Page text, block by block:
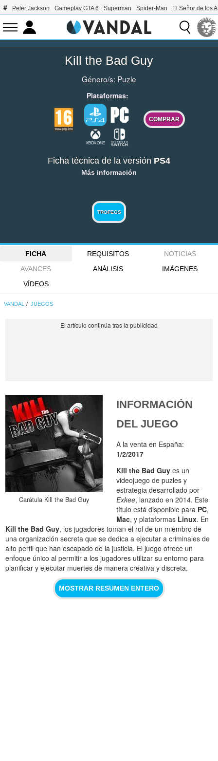
Peter Jackson Gameplay GTA 6 Superman Spider-Man El Señor de los
Kill the Bad Guy
Género/s: Puzle
Plataformas:
COMPRAR
Ficha técnica de la versión PS4
Más información
TROFEOS
FICHA REQUISITOS
NOTICIAS
AVANCES
ANÁLISIS
IMÁGENES
VÍDEOS
VANDAL JUEGOS
Carátula Kill the Bad Guy
INFORMACIÓN
DEL JUEGO
A la venta en España:
1/2/2017
Kill the Bad Guy es un
videojuego de puzles y
estrategia desarrollado por
Exkee, lanzado en 2014. Este
título está disponible para PC,
Mac, y plataformas Linux. En
Kill the Bad Guy, los jugadores toman el rol de un miembro de
una organización secreta que se dedica a ejecutar a criminales de
alto perfil que han escapado de la justicia. El juego ofrece un
enfoque único al permitir a los jugadores utilizar su entorno para
planificar y ejecutar muertes de manera creativa y discreta.
MOSTRAR RESUMEN ENTERO